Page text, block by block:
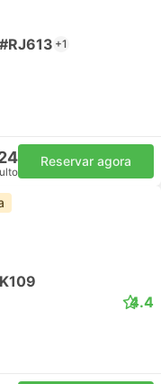
+1
Reservar agora
4.4